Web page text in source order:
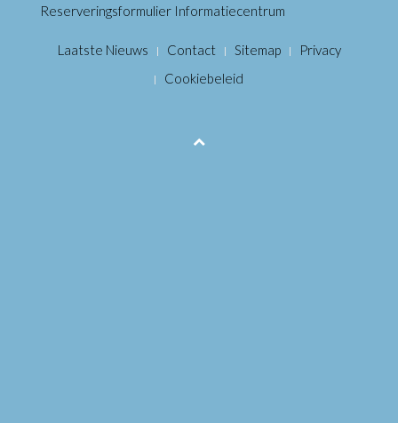
Reserveringsformulier Informatiecentrum
Laatste Nieuws Contact Sitemap
Privacy
Cookiebeleid